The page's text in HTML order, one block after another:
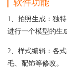
软件功能
1、拍照生成：独
进行一个模型的生
2、样式编辑：各
毛、配饰等修改。